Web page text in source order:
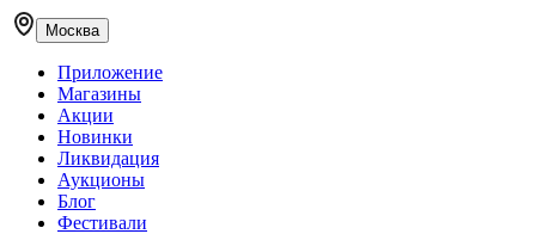
Москва
Приложение
Магазины
Акции
Новинки
Ликвидация
Аукционы
Блог
Фестивали